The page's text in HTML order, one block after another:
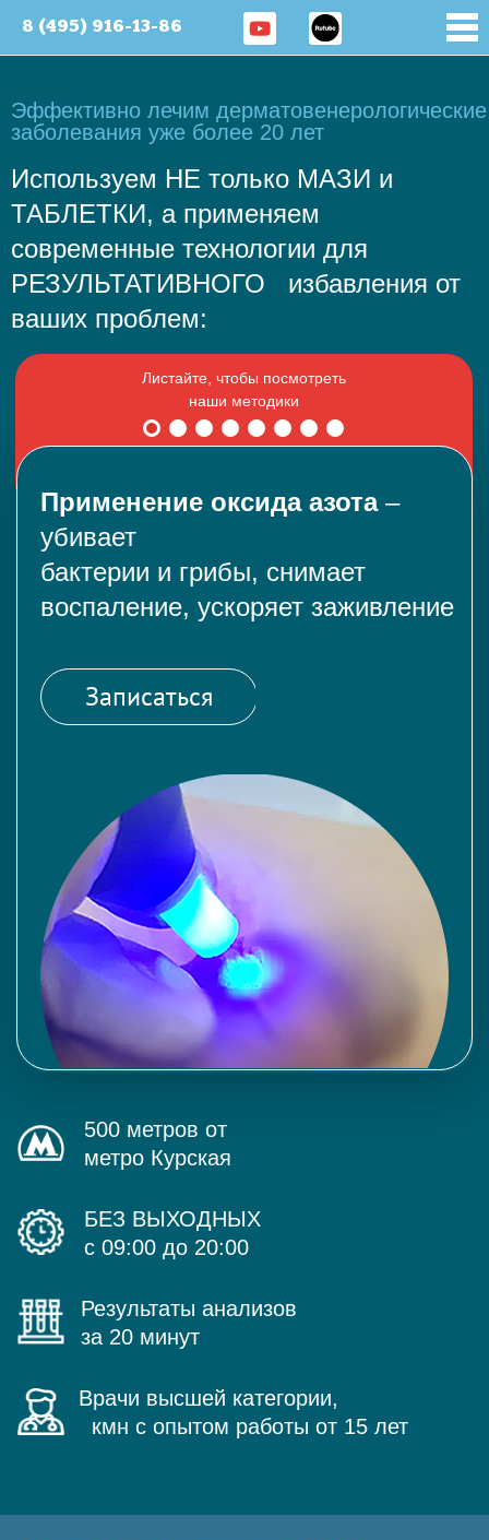
8 (495) 916-13-86
Эффективно лечим дерматовенерологические
заболевания уже более 20 лет
Используем НЕ только МАЗИ и
ТАБЛЕТКИ, а применяем
современные технологии для
РЕЗУЛЬТАТИВНОГО избавления от
ваших проблем:
Применение оксида азота–
убивает
бактерии и грибы, снимает
воспаление, ускоряет заживление
Записаться
500 метров от
метро Курская
БЕЗ ВЫХОДНЫХ
с 09:00 до 20:00
Результаты анализов
за 20 минут
Врачи высшей категории,
кмн с опытом работы от 15 лет